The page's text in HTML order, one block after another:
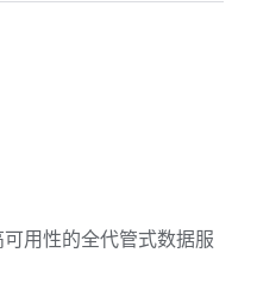
用性的全代管式数据服